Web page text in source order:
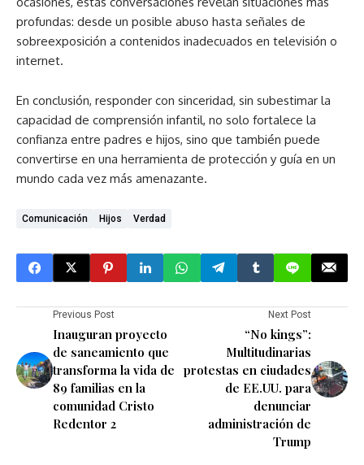
profundas: desde un posible abuso hasta señales de
sobreexposición a contenidos inadecuados en televisión o
internet.
En conclusión, responder con sinceridad, sin subestimar la
capacidad de comprensión infantil, no solo fortalece la
confianza entre padres e hijos, sino que también puede
convertirse en una herramienta de protección y guía en un
mundo cada vez más amenazante.
Comunicación Hijos Verdad
Previous Post
Inauguran proyecto
de saneamiento que
transforma la vida de
89 familias en la
comunidad Cristo
Redentor 2
Next Post
“No kings”:
Multitudinarias
protestas en ciudades
de EE.UU. para
denunciar
administración de
Trump